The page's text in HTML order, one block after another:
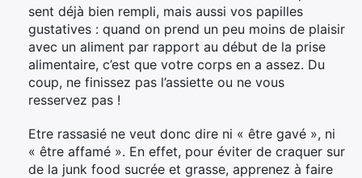
sent déjà bien rempli, mais aussi vos papilles
gustatives : quand on prend un peu moins de plaisir
avec un aliment par rapport au début de la prise
alimentaire, c’est que votre corps en a assez. Du
coup, ne finissez pas l’assiette ou ne vous
resservez pas !
Etre rassasié ne veut donc dire ni « être gavé », ni
« être affamé ». En effet, pour éviter de craquer sur
de la junk food sucrée et grasse, apprenez à faire